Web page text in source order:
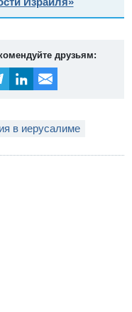
друзьям:
в иерусалиме